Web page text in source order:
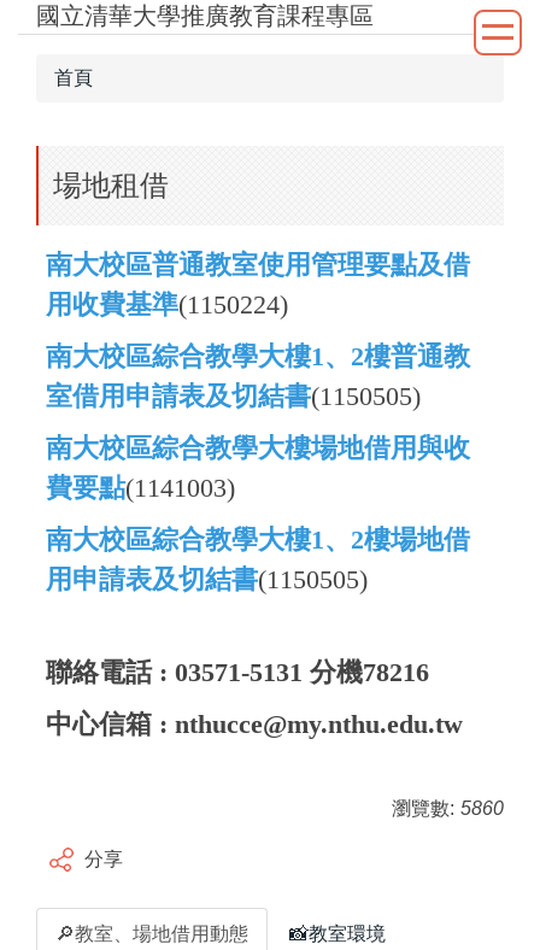
國立清華大學推廣教育課程專區
首頁
場地租借
南大校區普通教室使用管理要點及借
用收費基準(1150224)
南大校區綜合教學大樓1、2樓普通教
室借用申請表及切結書(1150505)
南大校區綜合教學大樓場地借用與收
費要點(1141003)
南大校區綜合教學大樓1、2樓場地借
用 申請表及切結書(1150505)
聯絡電話 : 03571-5131 分機78216
中心信箱 : nthucce@my.nthu.edu.tw
瀏覽數: 5860
分享
🔎教室、場地借用動態 📸教室環境